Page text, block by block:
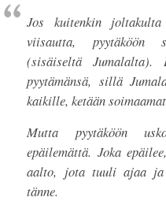
Jos kuitenkin
viisautta, pyytäköön
(sisäiseltä Jumalalta).
pyytämänsä, sillä
kaikille, ketään
Mutta pyytäköön
epäilemättä. Joka
aalto, jota tuuli ajaa ja
tänne.